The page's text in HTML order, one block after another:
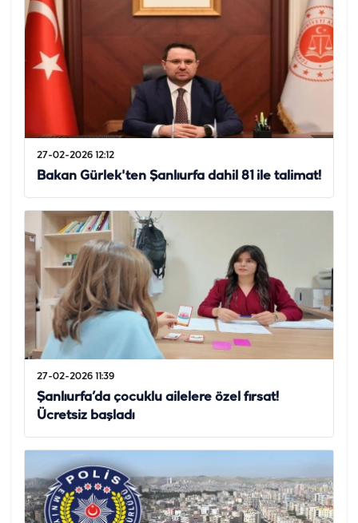
27-02-2026 12:12
Bakan Gürlek'ten Şanlıurfa dahil 81 ile talimat!
27-02-2026 11:39
Şanlıurfa’da çocuklu ailelere özel fırsat!
Ücretsiz başladı